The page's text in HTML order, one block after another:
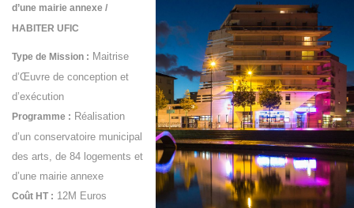
d’une mairie annexe /
HABITER UFIC
Type de Mission : Maitrise
d’Œuvre de conception et
d’exécution
Programme : Réalisation
d’un conservatoire municipal
des arts, de 84 logements et
d’une mairie annexe
Coût HT : 12M Euros